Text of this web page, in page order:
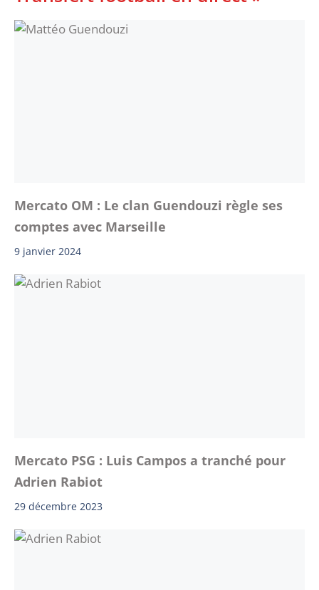
Mercato OM : Le clan Guendouzi règle ses
comptes avec Marseille
9 janvier 2024
Mercato PSG : Luis Campos a tranché pour
Adrien Rabiot
29 décembre 2023